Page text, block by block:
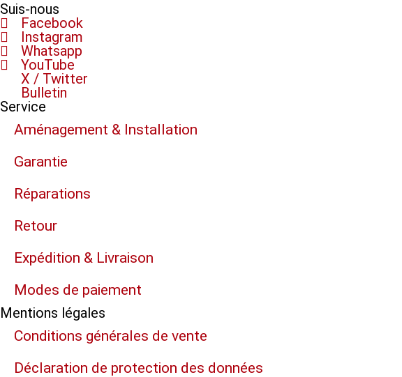
Suis-nous
Facebook
Instagram
Whatsapp
YouTube
X / Twitter
Bulletin
Service
Aménagement & Installation
Garantie
Réparations
Retour
Expédition & Livraison
Modes de paiement
Mentions légales
Conditions générales de vente
Déclaration de protection des données